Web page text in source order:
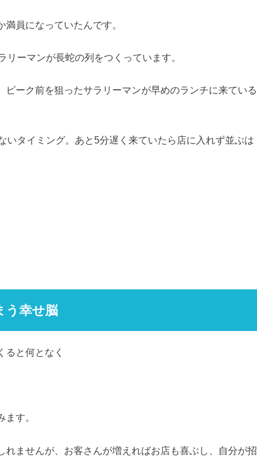
員になっていたんです。
ーマンが長蛇の列をつくっています。
ピーク前を狙ったサラリーマンが早めのランチに来ている
いタイミング。あと5分遅く来ていたら店に入れず並ぶは
う幸せ脳
ると何となく
す。
ませんが、お客さんが増えればお店も喜ぶし、自分が招